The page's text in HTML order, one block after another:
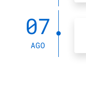
07
AGO